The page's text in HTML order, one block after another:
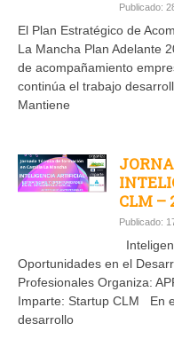
Publicado:
El Plan Estratégico de
La Mancha Plan Adelante
de acompañamiento
continúa el trabajo
Mantiene
CLM –
Publicado:
Oportunidades en el
Profesionales Organiza:
Imparte: Startup CLM En
desarrollo